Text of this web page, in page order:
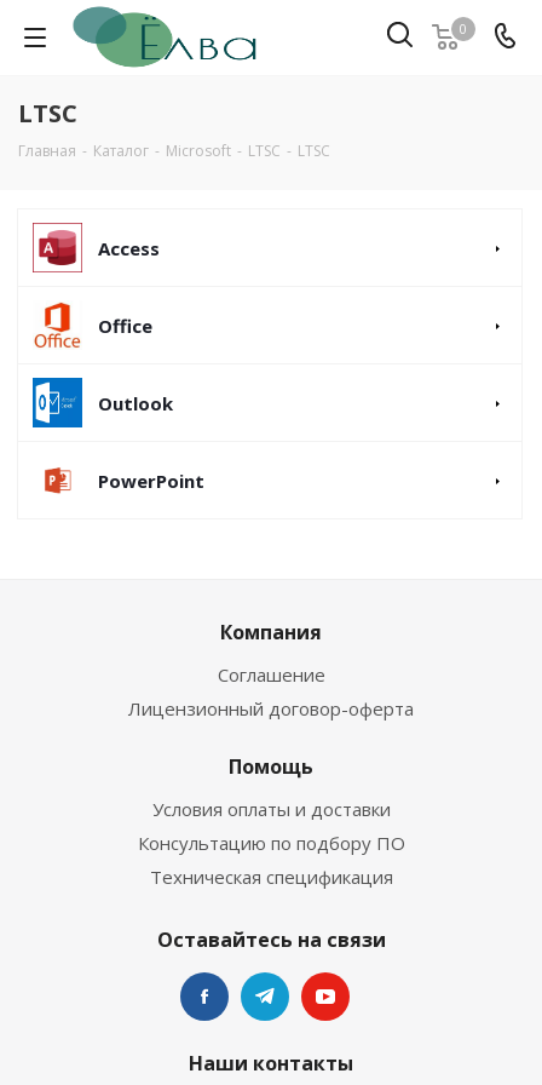
0
LTSC
Главная - Каталог - Microsoft - LTSC - LTSC
Access
Office
Outlook
PowerPoint
Компания
Соглашение
Лицензионный договор-оферта
Помощь
Условия оплаты и доставки
Консультацию по подбору ПО
Техническая спецификация
Оставайтесь на связи
Наши контакты